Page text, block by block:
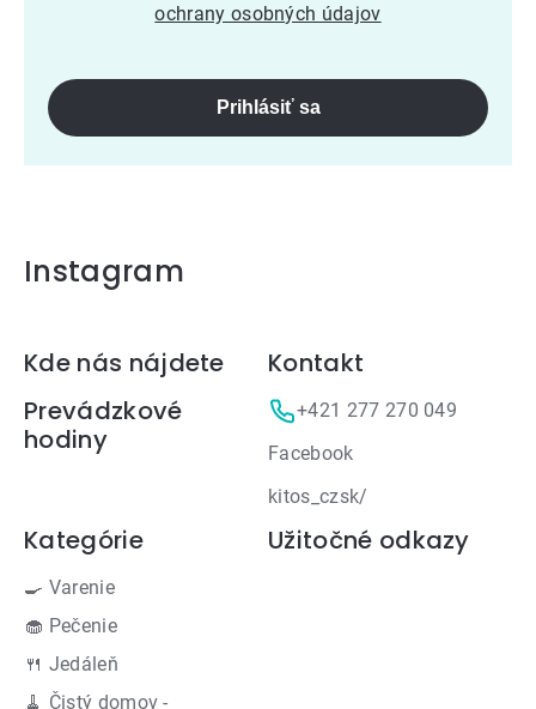
ochrany osobných údajov
Prihlásiť sa
Instagram
Zápätie
Kde nás nájdete
Prevádzkové
hodiny
Kontakt
+421 277 270 049
Facebook
kitos_czsk/
Kategórie
🍳 Varenie
🧁 Pečenie
🍴 Jedáleň
🧹 Čistý domov -
Užitočné odkazy